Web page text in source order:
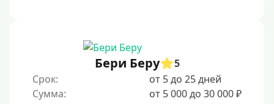
Без прописки
Без регистрации
Бери Беру
5
Срок:
от 5 до 25 дней
Сумма:
от 5 000 до 30 000 ₽